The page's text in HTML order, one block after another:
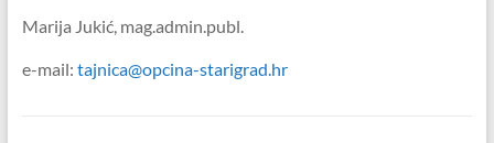
Marija Jukić, mag.admin.publ.
e-mail: tajnica@opcina-starigrad.hr